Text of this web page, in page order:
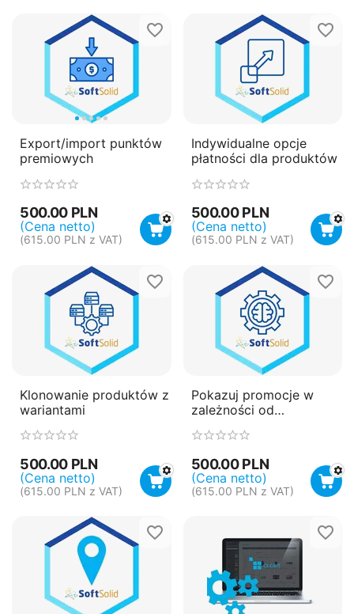
Export/import punktów
premiowych
500.00 PLN
(Cena netto)
(615.00 PLN z VAT)
Indywidualne opcje
płatności dla produktów
500.00 PLN
(Cena netto)
(615.00 PLN z VAT)
Klonowanie produktów z
wariantami
500.00 PLN
(Cena netto)
(615.00 PLN z VAT)
Pokazuj promocje w
zależności od
500.00 PLN
(Cena netto)
(615.00 PLN z VAT)